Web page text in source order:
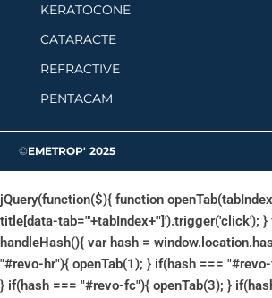
KERATOCONE
CATARACTE
REFRACTIVE
PENTACAM
©EMETROP' 2025
jQuery(function($){ function
title[data-tab="'+tabIndex+'"]').trigger('click');
handleHash(){ var hash =
"#revo-hr"){ openTab(1); } if(hash ===
} if(hash === "#revo-fc"){ openTab(3); }